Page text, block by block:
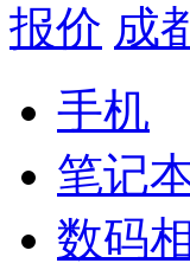
报价 成
手机
笔记
数码